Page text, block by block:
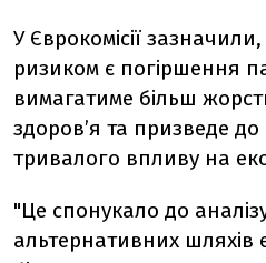
У Єврокомісії
ризиком є погіршення
вимагатиме більш
здоров’я та призведе
тривалого впливу на
"Це спонукало до
альтернативних шляхів